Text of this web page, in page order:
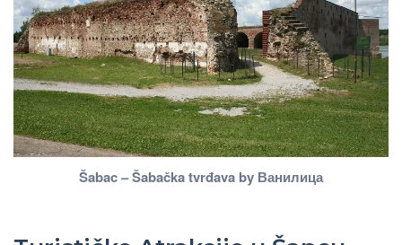
Šabac – Šabačka tvrđava by Ванилица